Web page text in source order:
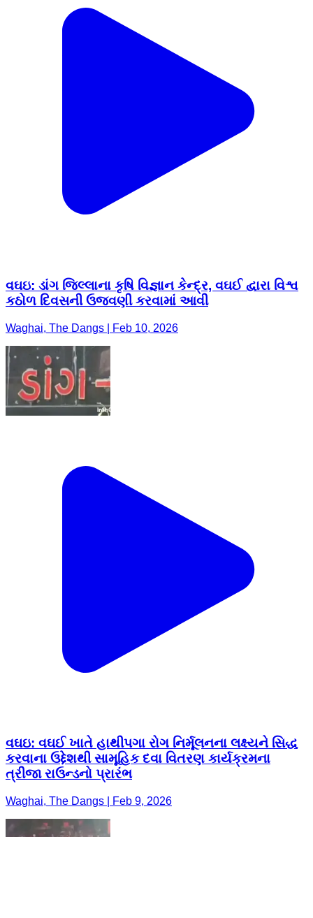
વઘઇ: ડાંગ જિલ્લાના કૃષિ વિજ્ઞાન કેન્દ્ર, વઘઈ દ્વારા વિશ્વ
કઠોળ દિવસની ઉજવણી કરવામાં આવી
Waghai, The Dangs | Feb 10, 2026
વઘઇ: વઘઈ ખાતે હાથીપગા રોગ નિર્મૂલનના લક્ષ્યને સિદ્ધ
કરવાના ઉદ્દેશથી સામૂહિક દવા વિતરણ કાર્યક્રમના
ત્રીજા રાઉન્ડનો પ્રારંભ
Waghai, The Dangs | Feb 9, 2026